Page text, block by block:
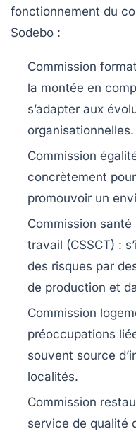
fonctionnement du
Sodebo :
Commission
la montée en
s’adapter aux
organisationnelles.
Commission
concrètement
promouvoir un
Commission
travail (CSSCT) :
des risques par
de production et
Commission
préoccupations
souvent source
localités.
Commission
service de qualité